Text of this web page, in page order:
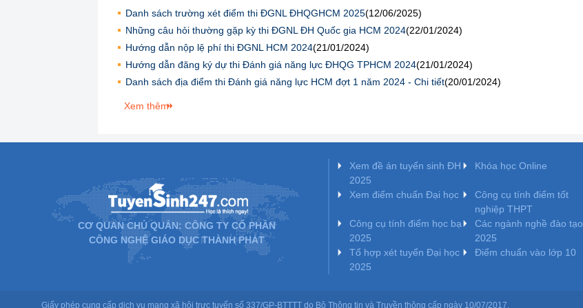
Danh sách trường xét điểm thi ĐGNL ĐHQGHCM 2025(12/06/2025)
Những câu hỏi thường gặp kỳ thi ĐGNL ĐH Quốc gia HCM 2024(22/01/2024)
Hướng dẫn nộp lệ phí thi ĐGNL HCM 2024(21/01/2024)
Hướng dẫn đăng ký dự thi Đánh giá năng lực ĐHQG TPHCM 2024(21/01/2024)
Danh sách địa điểm thi Đánh giá năng lực HCM đợt 1 năm 2024 - Chi tiết(20/01/2024)
Xem thêm
CƠ QUAN CHỦ QUẢN: CÔNG TY CỔ PHẦN
CÔNG NGHỆ GIÁO DỤC THÀNH PHÁT
Xem đề án tuyển sinh ĐH
2025
Khóa học Online
Xem điểm chuẩn Đại học
Công cụ tính điểm tốt
nghiệp THPT
Công cụ tính điểm học bạ
2025
Các ngành nghề đào tạo
2025
Tổ hợp xét tuyển Đại học
2025
Điểm chuẩn vào lớp 10
Giấy phép cung cấp dịch vụ mạng xã hội trực tuyến số 337/GP-BTTTT do Bộ Thông tin và Truyền thông cấp ngày 10/07/2017.